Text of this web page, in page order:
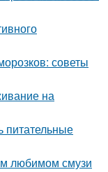
советы
на
питательные
любимом смузи